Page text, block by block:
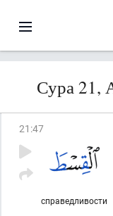
Сура 21,
21 :47
справедливости